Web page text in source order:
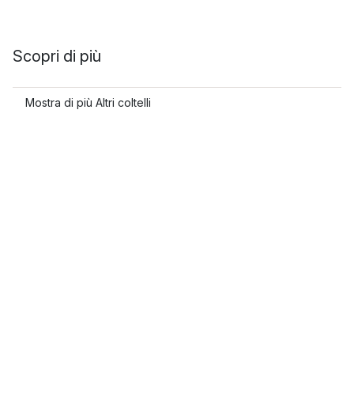
Scopri di più
Mostra di più Altri coltelli